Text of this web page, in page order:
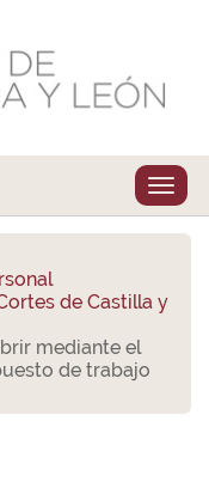
de Castilla y
mediante el
de trabajo